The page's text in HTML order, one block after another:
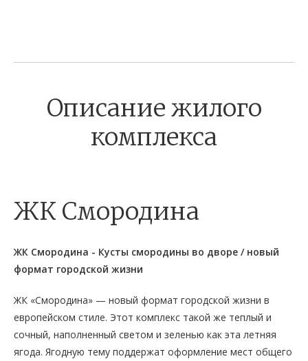
Описание жилого
комплекса
ЖК Смородина
ЖК Смородина - Кусты смородины во дворе / новый
формат городской жизни
ЖК «Смородина» — новый формат городской жизни в
европейском стиле. Этот комплекс такой же теплый и
сочный, наполненный светом и зеленью как эта летняя
ягода. Ягодную тему поддержат оформление мест общего